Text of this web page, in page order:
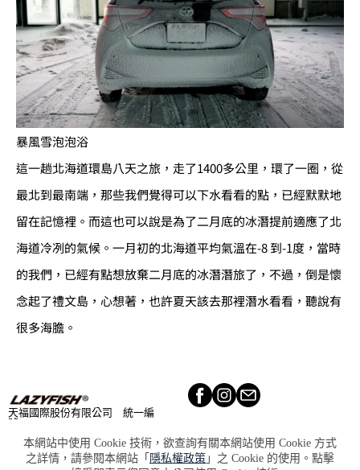
本網站中使用 Cookie 技術，欲查詢有關本網站使用 Cookie 方式
之詳情，請參閱本網站「 隱私權政策 」之 Cookie 的使用。點擊
暴風雪泡泡浴
這一趟北海道環島八天之旅，走了1400多公里，環了一圈，從
最北到最南端，那些我們覺得可以下水看看的點，已經默默地
留在記憶裡。而這也可以說是為了二月底的冰潛提前適應了北
海道冷冽的氣候。一月初的北海道平均氣溫在-8 到-1度，當時
的我們，已經有點想放棄二月底的冰潛潛旅了，不過，倒是懷
念起了禮文島，心想著，也許夏天該去那裡潛水看看，聽說有
很多海膽。
天福國際股份有限公司 統一編
號：90020668
About​
Press
Lookbook​
Retailers​